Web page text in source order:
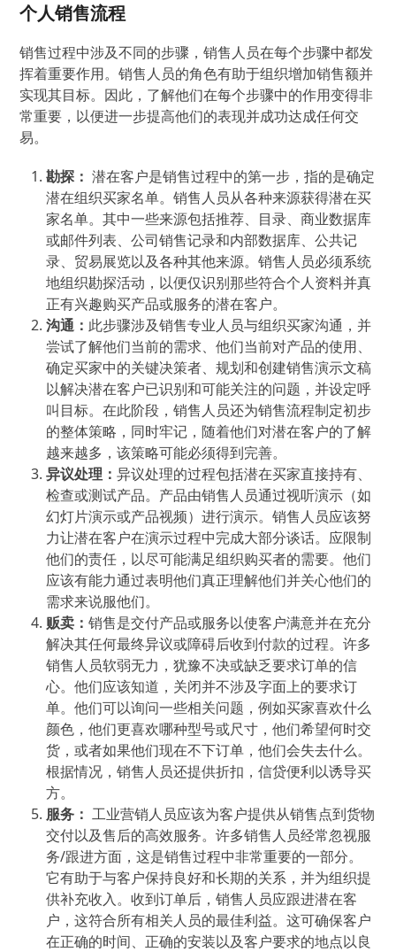
个人销售流程
销售过程中涉及不同的步骤，销售人员在每个步骤中都发
挥着重要作用。销售人员的角色有助于组织增加销售额并
实现其目标。因此，了解他们在每个步骤中的作用变得非
常重要，以便进一步提高他们的表现并成功达成任何交
易。
勘探： 潜在客户是销售过程中的第一步，指的是确定
潜在组织买家名单。销售人员从各种来源获得潜在买
家名单。其中一些来源包括推荐、目录、商业数据库
或邮件列表、公司销售记录和内部数据库、公共记
录、贸易展览以及各种其他来源。销售人员必须系统
地组织勘探活动，以便仅识别那些符合个人资料并真
正有兴趣购买产品或服务的潜在客户。
沟通： 此步骤涉及销售专业人员与组织买家沟通，并
尝试了解他们当前的需求、他们当前对产品的使用、
确定买家中的关键决策者、规划和创建销售演示文稿
以解决潜在客户已识别和可能关注的问题，并设定呼
叫目标。在此阶段，销售人员还为销售流程制定初步
的整体策略，同时牢记，随着他们对潜在客户的了解
越来越多，该策略可能必须得到完善。
异议处理：异议处理的过程包括潜在买家直接持有、
检查或测试产品。产品由销售人员通过视听演示（如
幻灯片演示或产品视频）进行演示。销售人员应该努
力让潜在客户在演示过程中完成大部分谈话。应限制
他们的责任，以尽可能满足组织购买者的需要。他们
应该有能力通过表明他们真正理解他们并关心他们的
需求来说服他们。
贩卖：销售是交付产品或服务以使客户满意并在充分
解决其任何最终异议或障碍后收到付款的过程。许多
销售人员软弱无力，犹豫不决或缺乏要求订单的信
心。他们应该知道，关闭并不涉及字面上的要求订
单。他们可以询问一些相关问题，例如买家喜欢什么
颜色，他们更喜欢哪种型号或尺寸，他们希望何时交
货，或者如果他们现在不下订单，他们会失去什么。
根据情况，销售人员还提供折扣，信贷便利以诱导买
方。
服务： 工业营销人员应该为客户提供从销售点到货物
交付以及售后的高效服务。许多销售人员经常忽视服
务/跟进方面，这是销售过程中非常重要的一部分。
它有助于与客户保持良好和长期的关系，并为组织提
供补充收入。收到订单后，销售人员应跟进潜在客
户，这符合所有相关人员的最佳利益。这可确保客户
在正确的时间、正确的安装以及客户要求的地点以良